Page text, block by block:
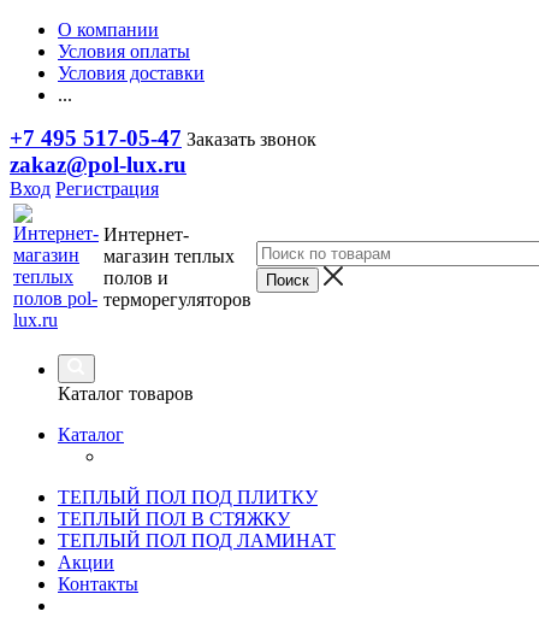
О компании
Условия оплаты
Условия доставки
...
+7 495 517-05-47 Заказать звонок
zakaz@pol-lux.ru
Вход Регистрация
Интернет-
магазин теплых
полов и
терморегуляторов
Каталог товаров
Каталог
ТЕПЛЫЙ ПОЛ ПОД ПЛИТКУ
ТЕПЛЫЙ ПОЛ В СТЯЖКУ
ТЕПЛЫЙ ПОЛ ПОД ЛАМИНАТ
Акции
Контакты